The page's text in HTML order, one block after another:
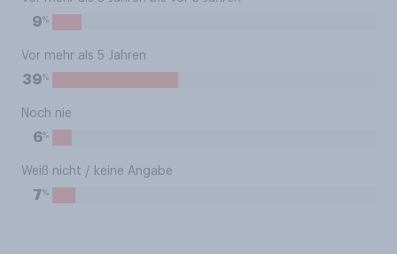
9%
Vor mehr als 5 Jahren
39%
Noch nie
6%
Weiß nicht / keine Angabe
7%